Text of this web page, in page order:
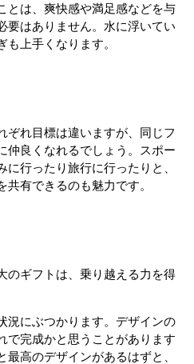
とは、爽快感や満足感などを与
要はありません。水に浮いてい
も上手くなります。
ぞれ目標は違いますが、同じフ
仲良くなれるでしょう。スポー
行ったり旅行に行ったりと、
有できるのも魅力です。
ギフトは、乗り越える力を得
況にぶつかります。デザインの
で完成かと思うことがあります
高のデザインがあるはずと、